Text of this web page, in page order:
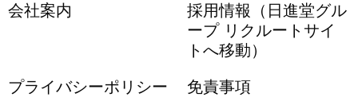
会社案内
採用情報（日進堂グル
ープ リクルートサイ
トへ移動）
プライバシーポリシー 免責事項